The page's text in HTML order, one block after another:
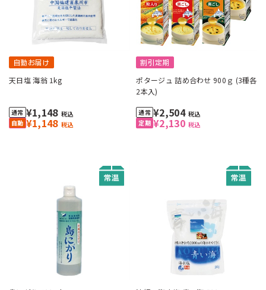
自動お届け
天日塩 海翁 1kg
¥1,148 税込
¥1,148 税込
割引定期
ポタージュ 詰め合わせ 900ｇ (3種各
2本入)
¥2,130 税込
¥2,504 税込